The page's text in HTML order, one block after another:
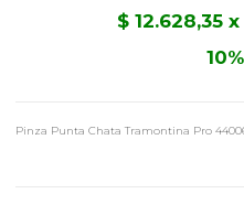
$ 12.628,35 x
Pinza Punta Chata Tramontina Pro